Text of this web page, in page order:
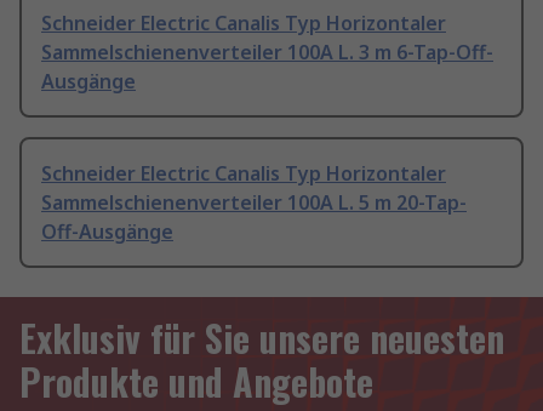
Schneider Electric Canalis Typ Horizontaler
Sammelschienenverteiler 100A L. 3 m 6-Tap-Off-
Ausgänge
Schneider Electric Canalis Typ Horizontaler
Sammelschienenverteiler 100A L. 5 m 20-Tap-
Off-Ausgänge
Exklusiv für Sie unsere neuesten
Produkte und Angebote